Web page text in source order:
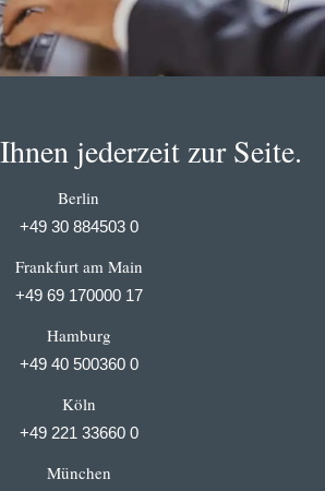
jederzeit zur Seite.
Berlin
+49 30 884503 0
Frankfurt am Main
+49 69 170000 17
Hamburg
+49 40 500360 0
Köln
+49 221 33660 0
München